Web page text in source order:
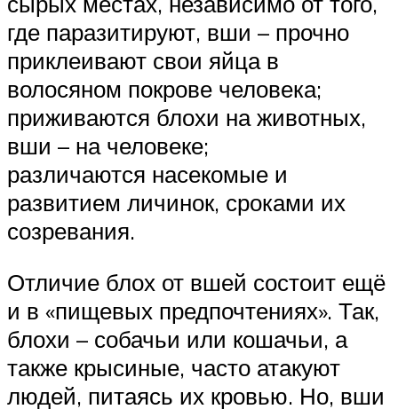
где паразитируют, вши – прочно
приклеивают свои яйца в
волосяном покрове человека;
приживаются блохи на животных,
вши – на человеке;
различаются насекомые и
развитием личинок, сроками их
созревания.
Отличие блох от вшей состоит ещё
и в «пищевых предпочтениях». Так,
блохи – собачьи или кошачьи, а
также крысиные, часто атакуют
людей, питаясь их кровью. Но, вши